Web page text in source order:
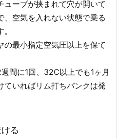
ーブが挟まれて穴が開いて
、空気を入れない状態で乗る
最小指定空気圧以上を保て
間に1回、32C以上でも1ヶ月
ていればリム打ちパンクは発
る